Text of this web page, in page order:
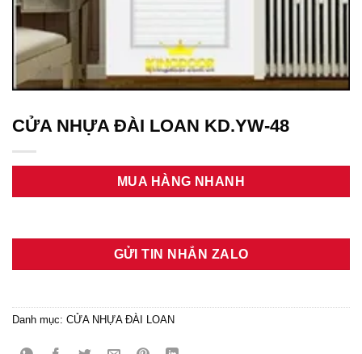
CỬA NHỰA ĐÀI LOAN KD.YW-48
MUA HÀNG NHANH
GỬI TIN NHẮN ZALO
Danh mục: CỬA NHỰA ĐÀI LOAN